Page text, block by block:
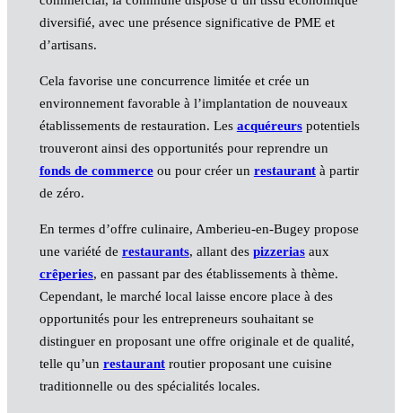
diversifié, avec une présence significative de PME et
d’artisans.
Cela favorise une concurrence limitée et crée un
environnement favorable à l’implantation de nouveaux
établissements de restauration. Les acquéreurspotentiels
trouveront ainsi des opportunités pour reprendre un
fonds de commerceou pour créer un restaurantà partir
de zéro.
En termes d’offre culinaire, Amberieu-en-Bugey propose
une variété de restaurants, allant des pizzeriasaux
crêperies, en passant par des établissements à thème.
Cependant, le marché local laisse encore place à des
opportunités pour les entrepreneurs souhaitant se
distinguer en proposant une offre originale et de qualité,
telle qu’un restaurantroutier proposant une cuisine
traditionnelle ou des spécialités locales.